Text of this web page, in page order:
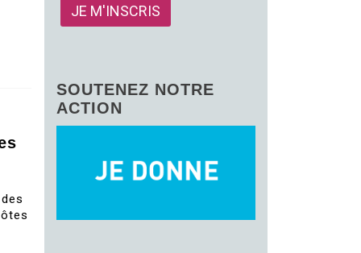
SOUTENEZ NOTRE
ACTION